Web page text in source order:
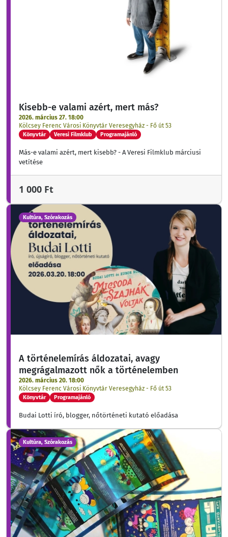
Kisebb-e valami azért, mert más?
2026. március 27. 18:00
Kölcsey Ferenc Városi Könyvtár Veresegyház - Fő út 53
Könyvtár Veresi Filmklub Programajánló
Más-e valami azért, mert kisebb? - A Veresi Filmklub márciusi
vetítése
1 000 Ft
Kultúra, Szórakozás
A történelemírás áldozatai, avagy
megrágalmazott nők a történelemben
2026. március 20. 18:00
Kölcsey Ferenc Városi Könyvtár Veresegyház - Fő út 53
Könyvtár Programajánló
Budai Lotti író, blogger, nőtörténeti kutató előadása
Kultúra, Szórakozás